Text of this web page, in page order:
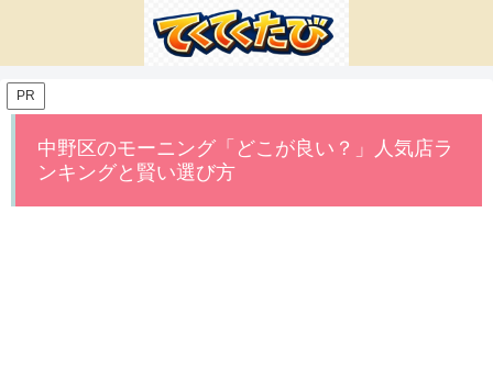
PR
中野区のモーニング「どこが良い？」人気店ラ
ンキングと賢い選び方